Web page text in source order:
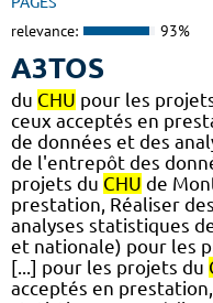
relevance: 93%
A3TOS
du CHU pour les
ceux acceptés en
de données et des
de l'entrepôt des
projets du CHU de
prestation, Réaliser
analyses statistiques
et nationale) pour les
[...] pour les projets du
acceptés en